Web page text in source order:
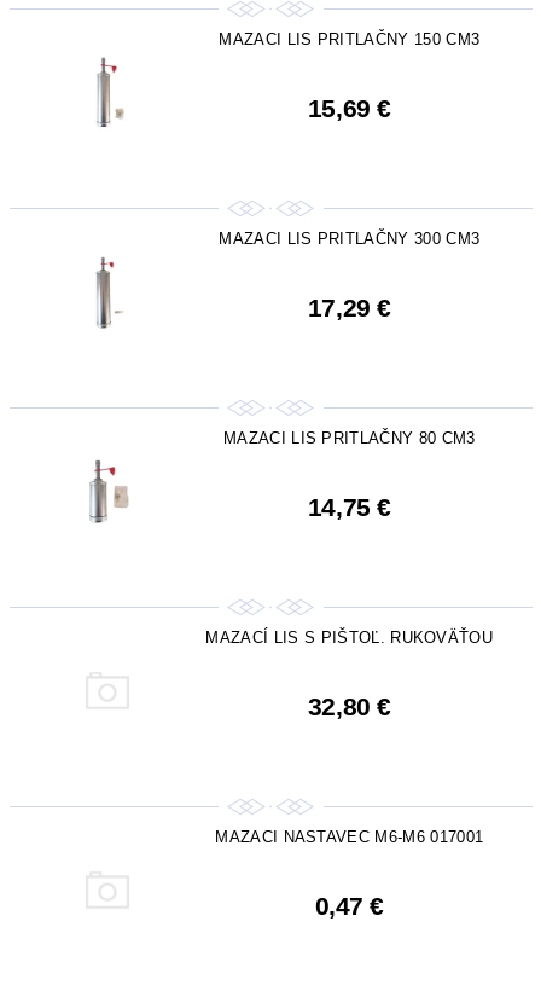
MAZACI LIS PRITLAČNY 150 CM3
15,69 €
MAZACI LIS PRITLAČNY 300 CM3
17,29 €
MAZACI LIS PRITLAČNY 80 CM3
14,75 €
MAZACÍ LIS S PIŠTOĽ. RUKOVÄŤOU
32,80 €
MAZACI NASTAVEC M6-M6 017001
0,47 €